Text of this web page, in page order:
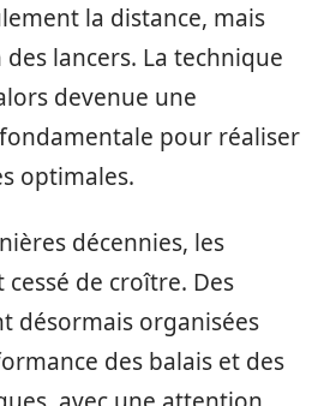
la distance, mais
lancers. La technique
devenue une
pour réaliser
optimales.
décennies, les
cessé de croître. Des
désormais organisées
des balais et des